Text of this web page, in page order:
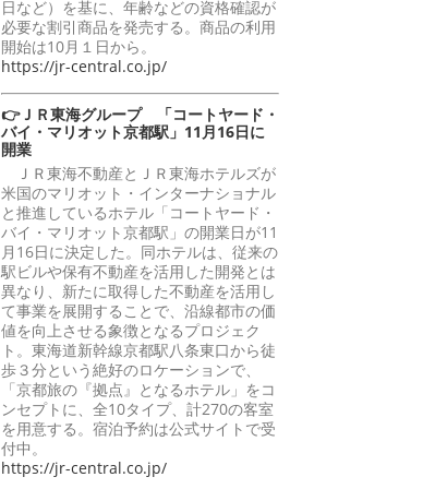
日など）を基に、年齢などの資格確認が
必要な割引商品を発売する。商品の利用
開始は10月１日から。
https://jr-central.co.jp/
👉ＪＲ東海グループ 「コートヤード・
バイ・マリオット京都駅」11月16日に
開業
ＪＲ東海不動産とＪＲ東海ホテルズが
米国のマリオット・インターナショナル
と推進しているホテル「コートヤード・
バイ・マリオット京都駅」の開業日が11
月16日に決定した。同ホテルは、従来の
駅ビルや保有不動産を活用した開発とは
異なり、新たに取得した不動産を活用し
て事業を展開することで、沿線都市の価
値を向上させる象徴となるプロジェク
ト。東海道新幹線京都駅八条東口から徒
歩３分という絶好のロケーションで、
「京都旅の『拠点』となるホテル」をコ
ンセプトに、全10タイプ、計270の客室
を用意する。宿泊予約は公式サイトで受
付中。
https://jr-central.co.jp/